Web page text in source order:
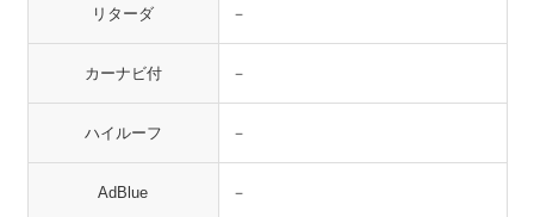
リターダ －
カーナビ付 －
ハイルーフ －
AdBlue －